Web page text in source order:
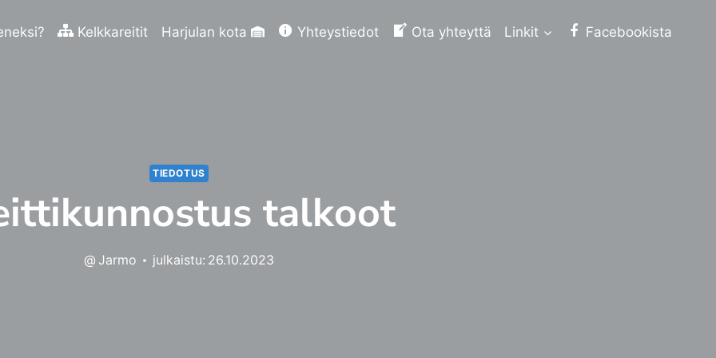
Kelkkareitit Harjulan kota Yhteystiedot Ota yhteyttä Linkit Facebookista
TIEDOTUS
talkoot
@ Jarmo julkaistu: 26.10.2023